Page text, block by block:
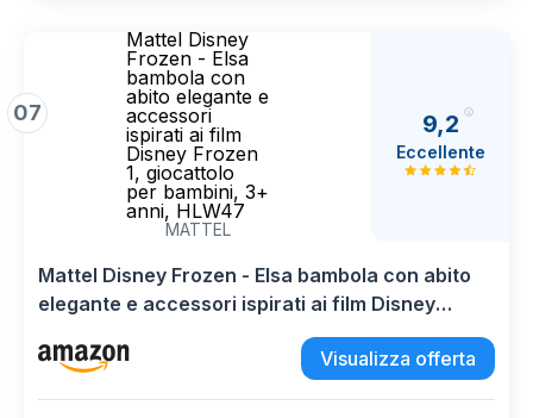
07
Mattel Disney
Frozen - Elsa
bambola con
abito elegante e
accessori
ispirati ai film
Disney Frozen
1, giocattolo
per bambini, 3+
anni, HLW47
MATTEL
9,2
Eccellente
Mattel Disney Frozen - Elsa bambola con abito
elegante e accessori ispirati ai film Disney
Frozen 1, giocattolo per bambini, 3+ anni, HLW47
Visualizza offerta